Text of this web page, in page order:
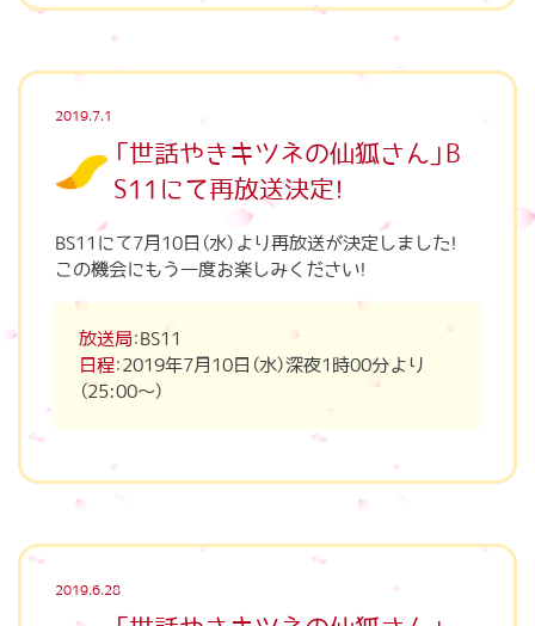
2019.7.1
「世話やきキツネの仙狐さん」B
S11にて再放送決定！
BS11にて7月10日（水）より再放送が決定しました！
この機会にもう一度お楽しみください！
放送局：BS11
日程：2019年7月10日（水）深夜1時00分より
（25:00～）
2019.6.28